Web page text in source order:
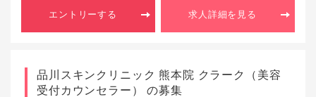
エントリーする 求人詳細を見る
品川スキンクリニック 熊本院 クラーク（美容
受付カウンセラー） の募集